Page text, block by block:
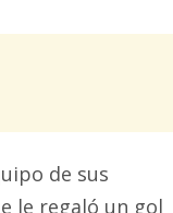
de sus
le regaló un gol